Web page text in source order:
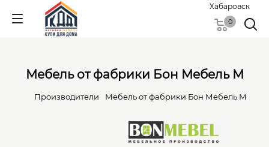
Хабаровск
0
Мебель от фабрики Бон Мебель М
Производители Мебель от фабрики Бон Мебель М